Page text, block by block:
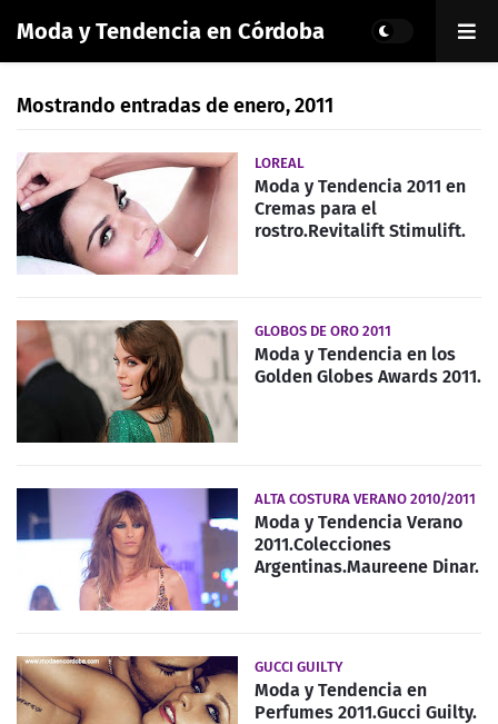
Moda y Tendencia en Córdoba
Mostrando entradas de enero, 2011
LOREAL
Moda y Tendencia 2011 en
Cremas para el
rostro.Revitalift Stimulift.
GLOBOS DE ORO 2011
Moda y Tendencia en los
Golden Globes Awards 2011.
ALTA COSTURA VERANO 2010/2011
Moda y Tendencia Verano
2011.Colecciones
Argentinas.Maureene Dinar.
GUCCI GUILTY
Moda y Tendencia en
Perfumes 2011.Gucci Guilty.